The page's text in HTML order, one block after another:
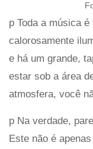
p Toda a música
calorosamente
e há um grande,
estar sob a área
atmosfera, você
p Na verdade,
Este não é